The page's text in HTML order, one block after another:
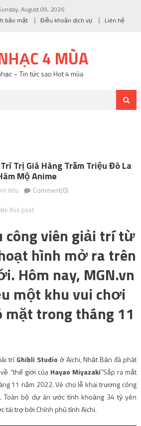
August 09, 2026
bảo mật Điều khoản dịch vụ Liên hệ
4 MÙA
– Tin tức sao Hot 4 mùa
Trị Giá Hàng Trăm Triệu Đô La
Mộ Anime
Nhu Comment(0)
this post
công viên giải trí từ
hình mở ra trên
Hôm nay, MGN.vn
một khu vui chơi
mặt trong tháng 11
tríGhibli Studio ở Aichi, Nhật Bản đã phát
“thế giới của Hayao Miyazaki”Sắp ra mắt
11 năm 2022. Vé cho lễ khai trương công
Toàn bộ dự án ước tính khoảng 34 tỷ yên
tài trợ bởi Chính phủ tỉnh Aichi.